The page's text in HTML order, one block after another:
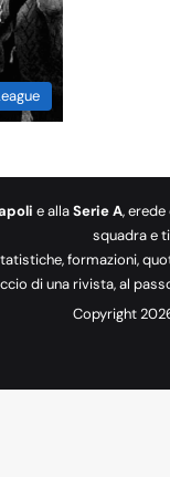
e allaSerie A,
squadra e
formazioni,
di una rivista, al
Copyright